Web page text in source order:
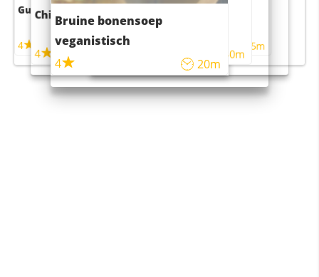
Guacamole
4
Chili con carne
4 45m
Bruine bonensoep
veganistisch
4
20m
Sushi rijstsalade
maaltijdsalade
40m
4 55m